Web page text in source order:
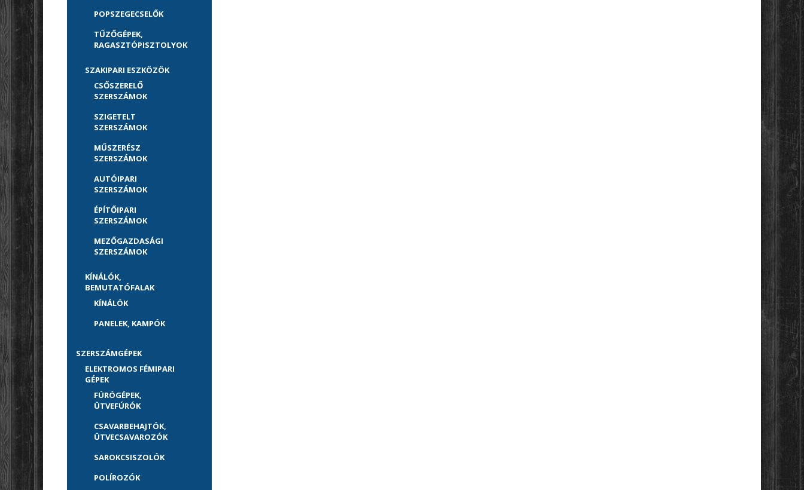
POPSZEGECSELŐK
TŰZŐGÉPEK,
RAGASZTÓPISZTOLYOK
SZAKIPARI ESZKÖZÖK
CSŐSZERELŐ
SZERSZÁMOK
SZIGETELT
SZERSZÁMOK
MŰSZERÉSZ
SZERSZÁMOK
AUTÓIPARI
SZERSZÁMOK
ÉPÍTŐIPARI
SZERSZÁMOK
MEZŐGAZDASÁGI
SZERSZÁMOK
KÍNÁLÓK,
BEMUTATÓFALAK
KÍNÁLÓK
PANELEK, KAMPÓK
SZERSZÁMGÉPEK
ELEKTROMOS FÉMIPARI
GÉPEK
FÚRÓGÉPEK,
ÜTVEFÚRÓK
CSAVARBEHAJTÓK,
ÜTVECSAVAROZÓK
SAROKCSISZOLÓK
POLÍROZÓK